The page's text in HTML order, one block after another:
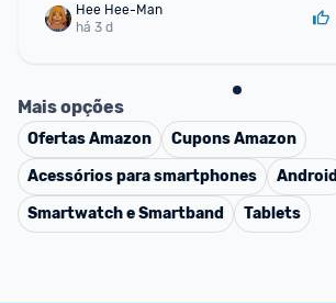
Hee Hee-Man
há 3 d
Mais opções
OfertasAmazon CuponsAmazon
Acessórios para smartphones
Android
Smartwatch e Smartband
Tablets